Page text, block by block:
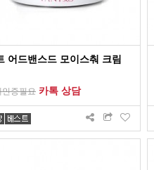
어드밴스드 모이스춰 크림
인증필요 카톡 상담